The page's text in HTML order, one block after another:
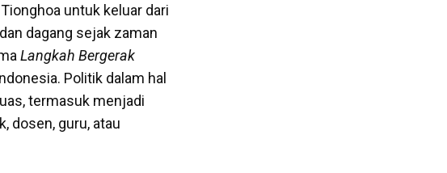
untuk keluar dari
dagang sejak zaman
Langkah Bergerak
Politik dalam hal
termasuk menjadi
dosen, guru, atau